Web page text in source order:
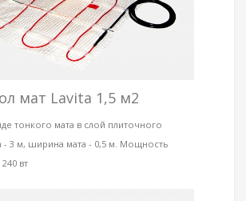
мат Lavita 1,5 м2
тонкого мата в слой плиточного
- 3 м, ширина мата - 0,5 м. Мощность
вт